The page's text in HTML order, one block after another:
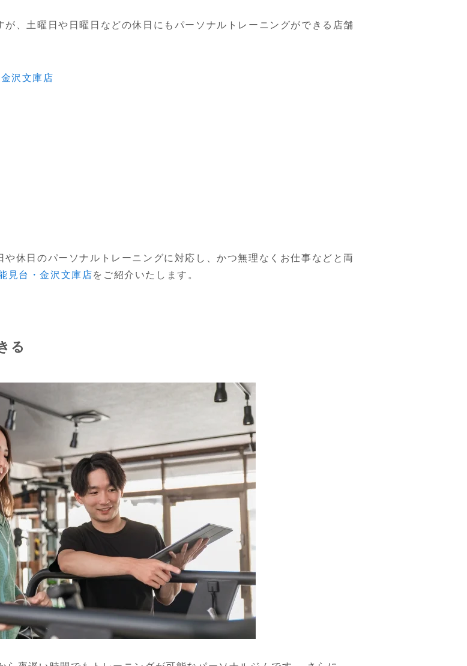
、土曜日や日曜日などの休日にもパーソナルトレーニングができる店舗
沢文庫店
休日のパーソナルトレーニングに対応し、かつ無理なくお仕事などと両
見台・金沢文庫店をご紹介いたします。
る